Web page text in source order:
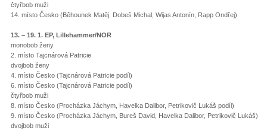
čtyřbob muži
14. místo Česko (Běhounek Matěj, Dobeš Michal, Wijas Antonín, Rapp Ondřej)
13. – 19. 1. EP, Lillehammer/NOR
monobob ženy
2. místo Tajcnárová Patricie
dvojbob ženy
4. místo Česko (Tajcnárová Patricie podíl)
6. místo Česko (Tajcnárová Patricie podíl)
čtyřbob muži
8. místo Česko (Procházka Jáchym, Havelka Dalibor, Petrikovič Lukáš podíl)
9. místo Česko (Procházka Jáchym, Bureš David, Havelka Dalibor, Petrikovič Lukáš)
dvojbob muži